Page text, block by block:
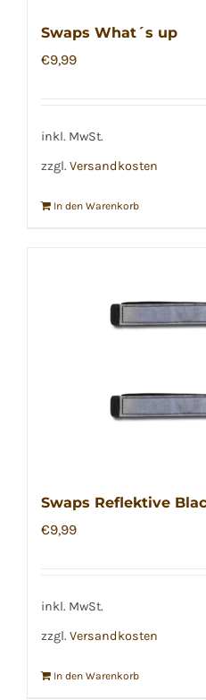
Swaps What´s up
€9,99
inkl. MwSt.
zzgl. Versandkosten
In den Warenkorb
Swaps Reflektive
€9,99
inkl. MwSt.
zzgl. Versandkosten
In den Warenkorb